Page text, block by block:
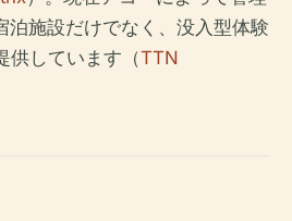
泊施設だけでなく、没入型体験
供しています（TTN